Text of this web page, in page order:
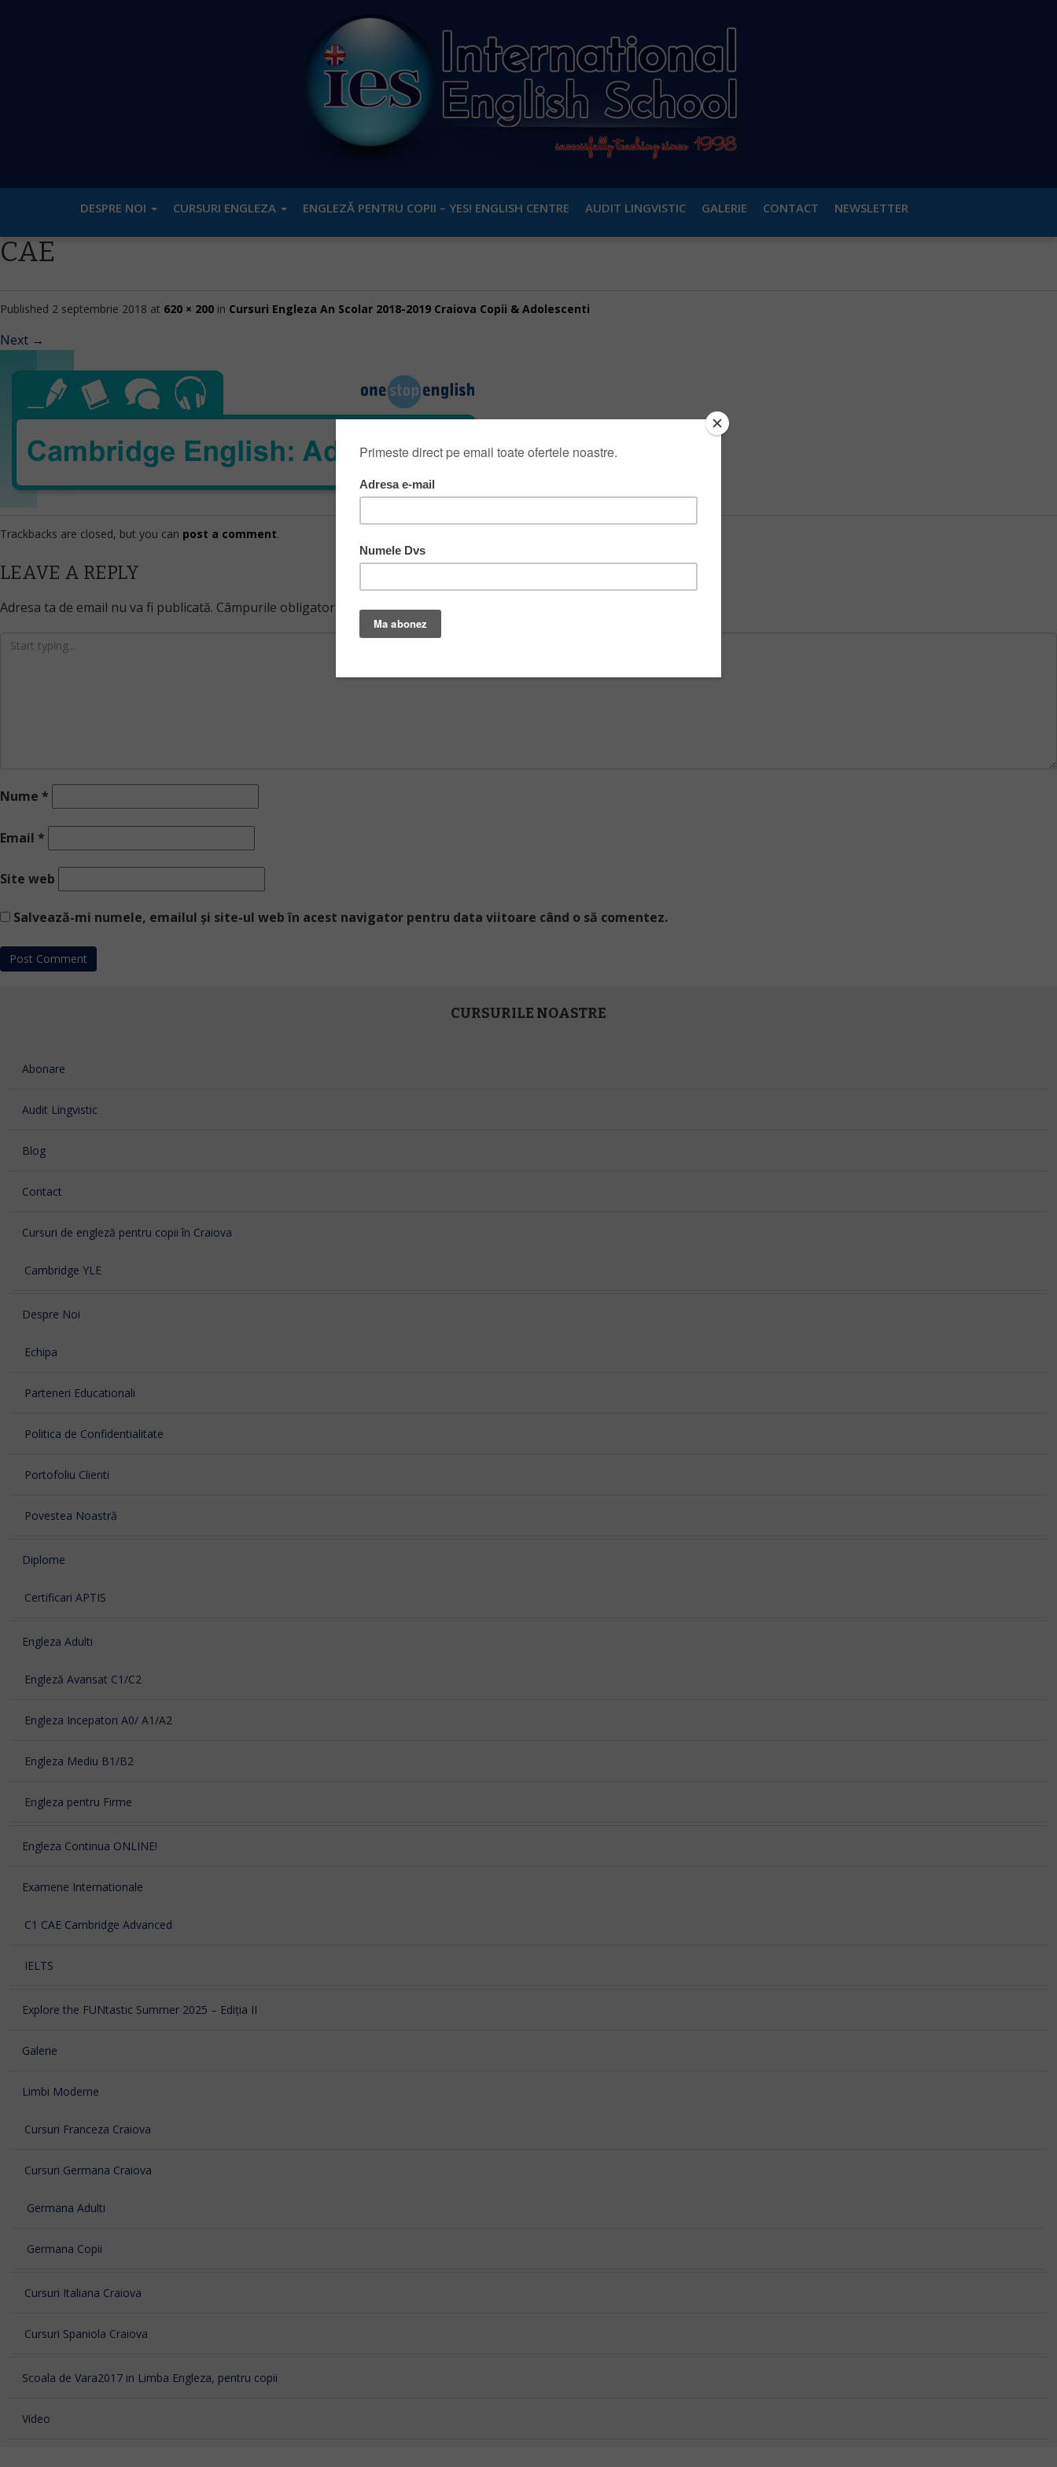
DESPRE NOI CURSURI ENGLEZA ENGLEZĂ PENTRU COPII – YES! ENGLISH CENTRE AUDIT LINGVISTIC GALERIE CONTACT NEWSLETTER
CAE
Published 2 septembrie 2018 at 620 × 200 in Cursuri Engleza An Scolar 2018-2019 Craiova Copii & Adolescenti
Next →
Trackbacks are closed, but you can post a comment.
LEAVE A REPLY
Adresa ta de email nu va fi publicată. Câmpurile obligatorii sunt marcate cu
Nume *
Email *
Site web
Salvează-mi numele, emailul și site-ul web în acest navigator pentru data viitoare când o să comentez.
CURSURILE NOASTRE
Abonare
Audit Lingvistic
Blog
Contact
Cursuri de engleză pentru copii în Craiova
Cambridge YLE
Despre Noi
Echipa
Parteneri Educationali
Politica de Confidentialitate
Portofoliu Clienti
Povestea Noastră
Diplome
Certificari APTIS
Engleza Adulti
Engleză Avansat C1/C2
Engleza Incepatori A0/ A1/A2
Engleza Mediu B1/B2
Engleza pentru Firme
Engleza Continua ONLINE!
Examene Internationale
C1 CAE Cambridge Advanced
IELTS
Explore the FUNtastic Summer 2025 – Ediția II
Galerie
Limbi Moderne
Cursuri Franceza Craiova
Cursuri Germana Craiova
Germana Adulti
Germana Copii
Cursuri Italiana Craiova
Cursuri Spaniola Craiova
Scoala de Vara2017 in Limba Engleza, pentru copii
Video